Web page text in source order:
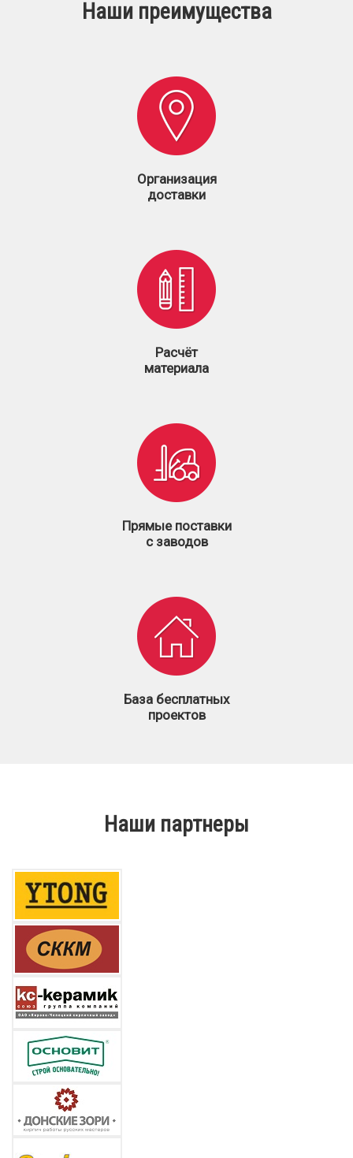
Наши преимущества
Организация
доставки
Расчёт
материала
Прямые поставки
с заводов
База бесплатных
проектов
Наши партнеры